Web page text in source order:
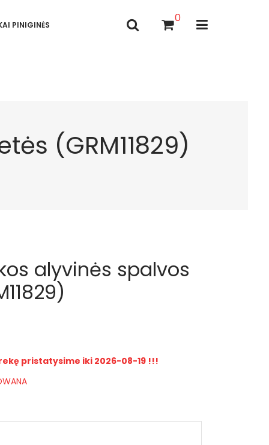
PINIGINĖS
0
(GRM11829)
alyvinės spalvos
pristatysime iki 2026-08-19 !!!